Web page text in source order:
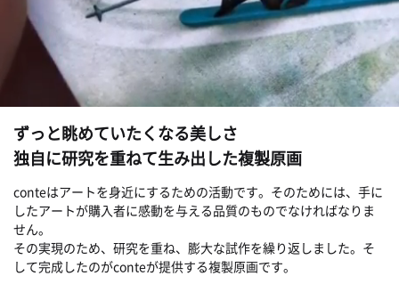
ずっと眺めていたくなる美しさ
独自に研究を重ねて生み出した複製原画
conteはアートを身近にするための活動です。そのためには、手に
したアートが購入者に感動を与える品質のものでなければなりま
せん。
その実現のため、研究を重ね、膨大な試作を繰り返しました。そ
して完成したのがconteが提供する複製原画です。